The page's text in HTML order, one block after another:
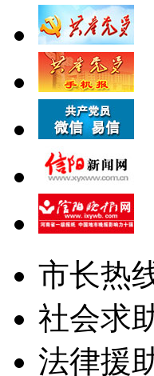
市长热
社会求
法律援